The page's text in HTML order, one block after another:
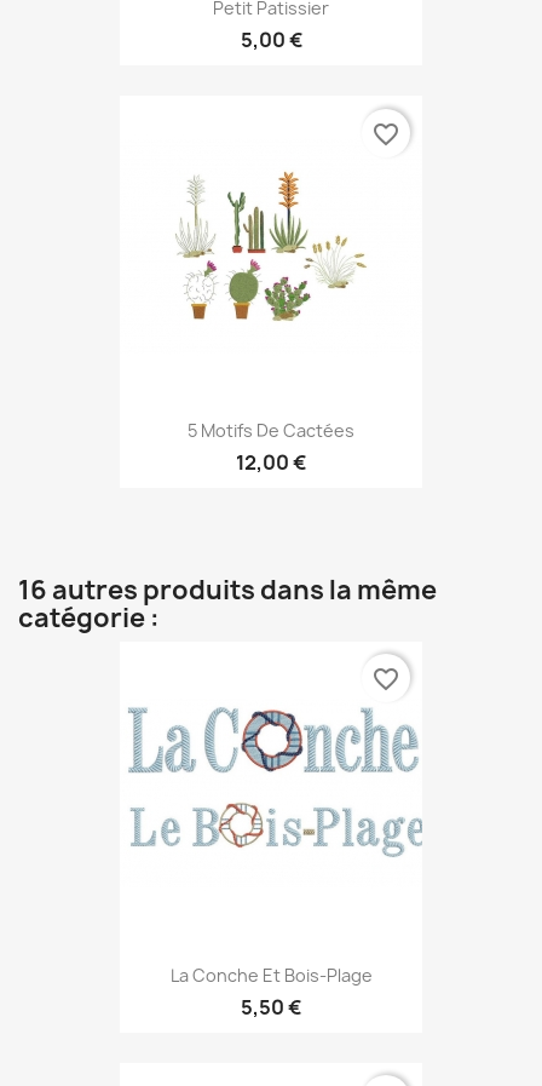
Petit Patissier
5,00 €
5 Motifs De Cactées
12,00 €
favorite_border
16 autres produits dans la même
catégorie :
La Conche Et Bois-Plage
5,50 €
favorite_border